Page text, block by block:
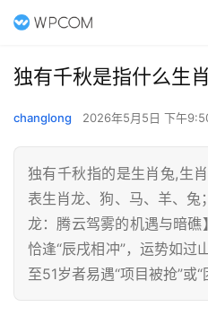
独有千秋是指什么生
changlong 2026年5月5日 下午
独有千秋指的是生肖兔,生
表生肖龙、狗、马、羊、兔
龙：腾云驾雾的机遇与暗礁
恰逢“辰戌相冲”，运势如过
至51岁者易遇“项目被抢”或